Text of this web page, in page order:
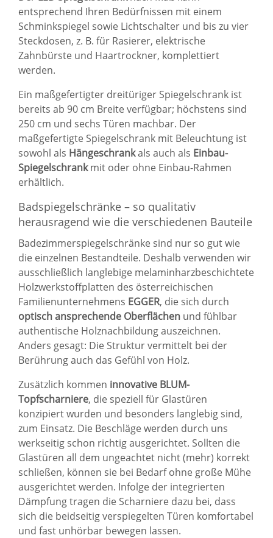
entsprechend Ihren Bedürfnissen mit einem
Schminkspiegel sowie Lichtschalter und bis zu vier
Steckdosen, z. B. für Rasierer, elektrische
Zahnbürste und Haartrockner, komplettiert
werden.
Ein maßgefertigter dreitüriger Spiegelschrank ist
bereits ab 90 cm Breite verfügbar; höchstens sind
250 cm und sechs Türen machbar. Der
maßgefertigte Spiegelschrank mit Beleuchtung ist
sowohl als Hängeschrankals auch als Einbau-
Spiegelschrankmit oder ohne Einbau-Rahmen
erhältlich.
Badspiegelschränke – so qualitativ
herausragend wie die verschiedenen Bauteile
Badezimmerspiegelschränke sind nur so gut wie
die einzelnen Bestandteile. Deshalb verwenden wir
ausschließlich langlebige melaminharzbeschichtete
Holzwerkstoffplatten des österreichischen
Familienunternehmens EGGER, die sich durch
optisch ansprechende Oberflächen und fühlbar
authentische Holznachbildung auszeichnen.
Anders gesagt: Die Struktur vermittelt bei der
Berührung auch das Gefühl von Holz.
Zusätzlich kommen innovative BLUM-
Topfscharniere, die speziell für Glastüren
konzipiert wurden und besonders langlebig sind,
zum Einsatz. Die Beschläge werden durch uns
werkseitig schon richtig ausgerichtet. Sollten die
Glastüren all dem ungeachtet nicht (mehr) korrekt
schließen, können sie bei Bedarf ohne große Mühe
ausgerichtet werden. Infolge der integrierten
Dämpfung tragen die Scharniere dazu bei, dass
sich die beidseitig verspiegelten Türen komfortabel
und fast unhörbar bewegen lassen.